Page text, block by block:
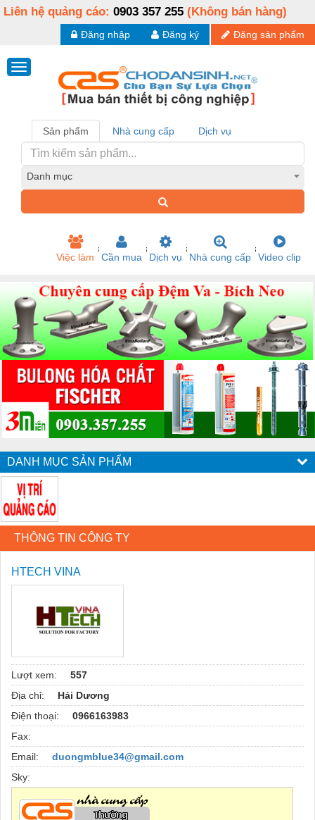
Liên hệ quảng cáo: 0903 357 255 (Không bán hàng)
Đăng sản phẩm
Đăng ký
Đăng nhập
Sản phẩm Nhà cung cấp Dịch vụ
Danh mục
Việc làm Cần mua Dịch vụ Nhà cung cấp Video clip
DANH MỤC SẢN PHẨM
THÔNG TIN CÔNG TY
HTECH VINA
Lượt xem:
557
Địa chỉ:
Hải Dương
Điện thoại:
0966163983
Fax:
Email:
duongmblue34@gmail.com
Sky: